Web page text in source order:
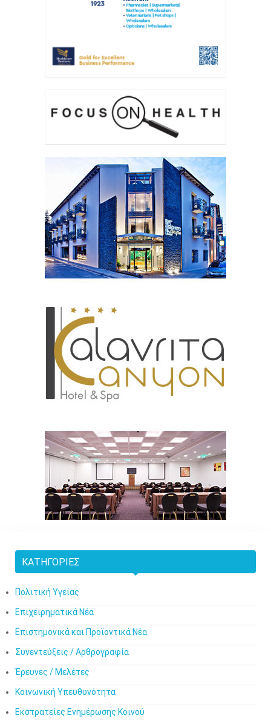
ΚΑΤΗΓΟΡΊΕΣ
Πολιτική Υγείας
Επιχειρηματικά Νέα
Επιστημονικά και Προϊοντικά Νέα
Συνεντεύξεις / Αρθρογραφία
Έρευνες / Μελέτες
Κοινωνική Υπευθυνότητα
Εκστρατείες Ενημέρωσης Κοινού